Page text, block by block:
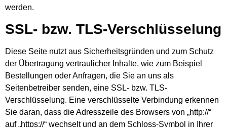
werden.
SSL- bzw. TLS-Verschlüsselung
Diese Seite nutzt aus Sicherheitsgründen und zum Schutz
der Übertragung vertraulicher Inhalte, wie zum Beispiel
Bestellungen oder Anfragen, die Sie an uns als
Seitenbetreiber senden, eine SSL- bzw. TLS-
Verschlüsselung. Eine verschlüsselte Verbindung erkennen
Sie daran, dass die Adresszeile des Browsers von „http://“
auf „https://“ wechselt und an dem Schloss-Symbol in Ihrer